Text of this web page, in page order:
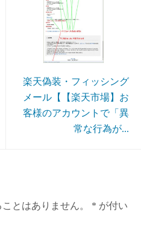
楽天偽装・フィッシング
メール【【楽天市場】お
客様のアカウントで「異
常な行為が...
とはありません。 * が付い